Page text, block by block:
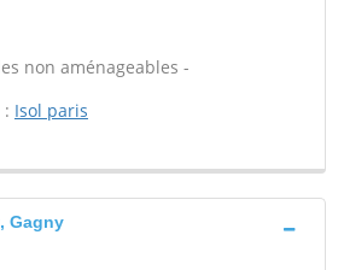
non aménageables -
Isol paris
Gagny